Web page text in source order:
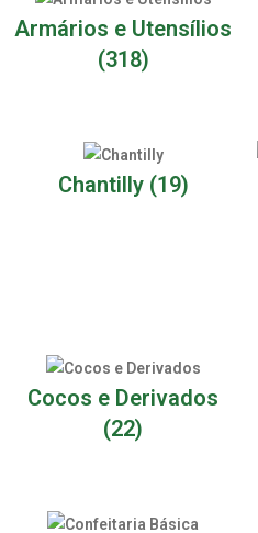
Armários e Utensílios
(318)
Chantilly (19)
Cocos e Derivados
(22)